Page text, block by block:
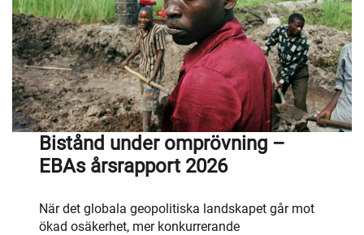
Bistånd under omprövning –
EBAs årsrapport 2026
När det globala geopolitiska landskapet går mot
ökad osäkerhet, mer konkurrerande